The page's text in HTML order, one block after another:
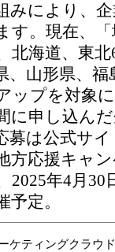
みにより、
す。現在、
北海道、東
、山形県、
ップを対象
に申し込ん
募は公式サ
方応援キャ
2025年4月
予定。
ケティングクラウ